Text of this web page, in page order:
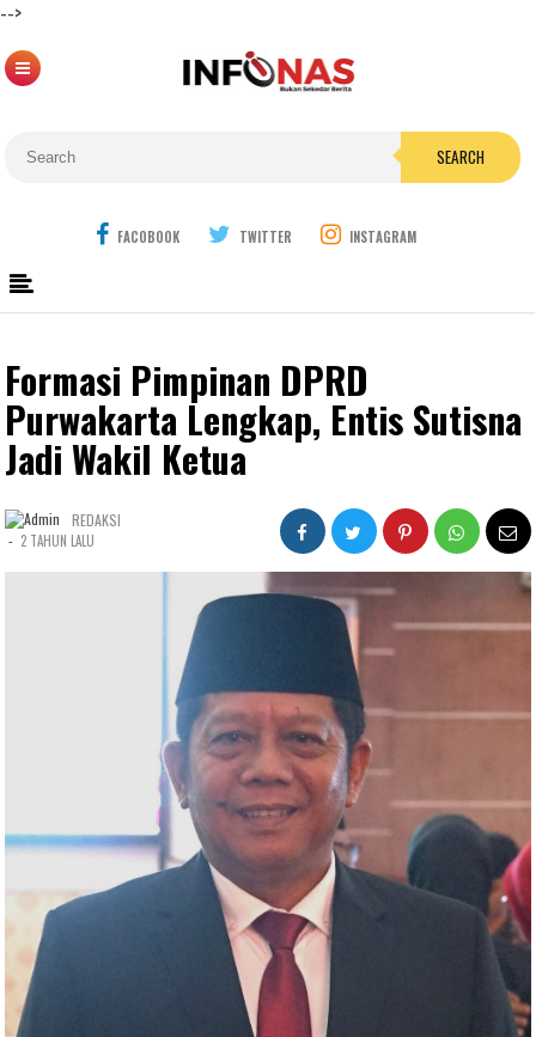
-->
SEARCH
FACOBOOK TWITTER INSTAGRAM
Formasi Pimpinan DPRD
Purwakarta Lengkap, Entis Sutisna
Jadi Wakil Ketua
REDAKSI
- 2 TAHUN LALU